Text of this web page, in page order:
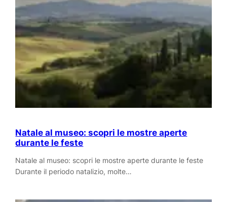
Natale al museo: scopri le mostre aperte
durante le feste
Natale al museo: scopri le mostre aperte durante le feste
Durante il periodo natalizio, molte…